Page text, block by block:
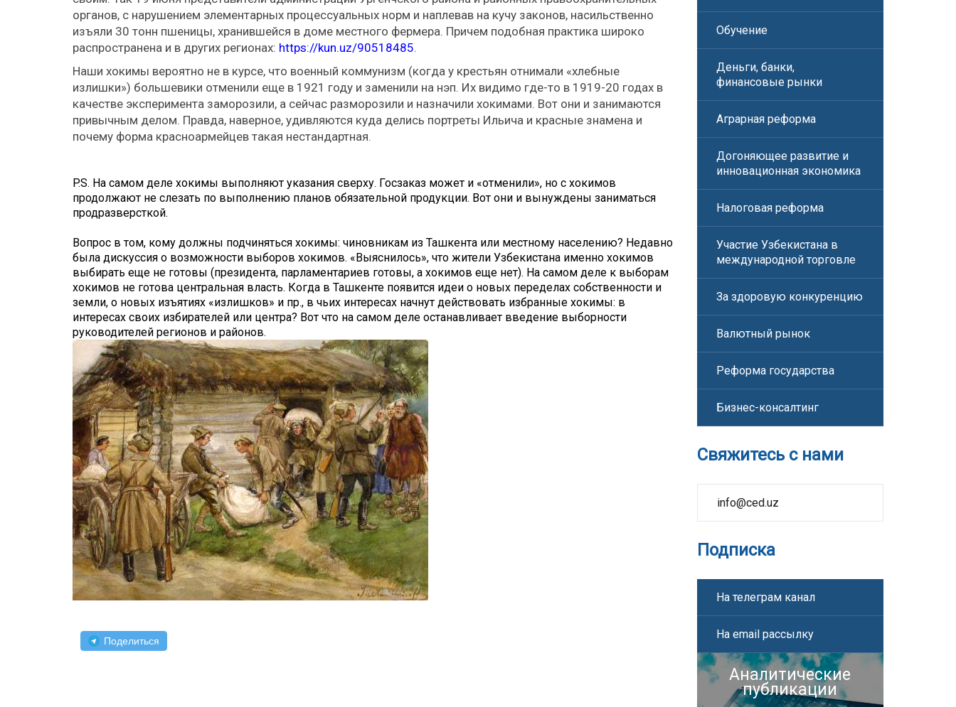
органов, с нарушением элементарных процессуальных норм и наплевав на кучу законов, насильственно
изъяли 30 тонн пшеницы, хранившейся в доме местного фермера. Причем подобная практика широко
распространена и в других регионах: https://kun.uz/90518485.
Наши хокимы вероятно не в курсе, что военный коммунизм (когда у крестьян отнимали «хлебные
излишки») большевики отменили еще в 1921 году и заменили на нэп. Их видимо где-то в 1919-20 годах в
качестве эксперимента заморозили, а сейчас разморозили и назначили хокимами. Вот они и занимаются
привычным делом. Правда, наверное, удивляются куда делись портреты Ильича и красные знамена и
почему форма красноармейцев такая нестандартная.
P.S. На самом деле хокимы выполняют указания сверху. Госзаказ может и «отменили», но с хокимов
продолжают не слезать по выполнению планов обязательной продукции. Вот они и вынуждены заниматься
продразверсткой.
Вопрос в том, кому должны подчиняться хокимы: чиновникам из Ташкента или местному населению? Недавно
была дискуссия о возможности выборов хокимов. «Выяснилось», что жители Узбекистана именно хокимов
выбирать еще не готовы (президента, парламентариев готовы, а хокимов еще нет). На самом деле к выборам
хокимов не готова центральная власть. Когда в Ташкенте появится идеи о новых переделах собственности и
земли, о новых изъятиях «излишков» и пр., в чьих интересах начнут действовать избранные хокимы: в
интересах своих избирателей или центра? Вот что на самом деле останавливает введение выборности
руководителей регионов и районов.
Поделиться
Обучение
Деньги, банки,
финансовые рынки
Аграрная реформа
Догоняющее развитие и
инновационная экономика
Налоговая реформа
Участие Узбекистана в
международной торговле
За здоровую конкуренцию
Валютный рынок
Реформа государства
Бизнес-консалтинг
Свяжитесь с нами
info@ced.uz
Подписка
На телеграм канал
На email рассылку
Аналитические
публикации